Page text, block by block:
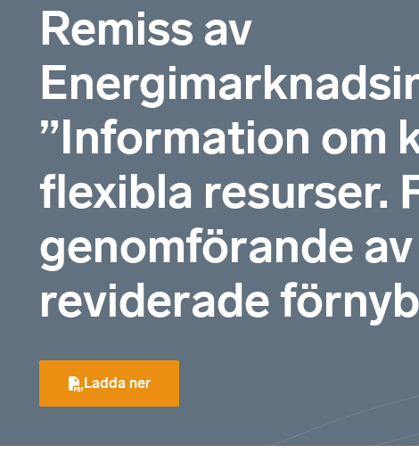
Remiss av
”Information om
flexibla resurser.
genomförande
reviderade
Ladda ner